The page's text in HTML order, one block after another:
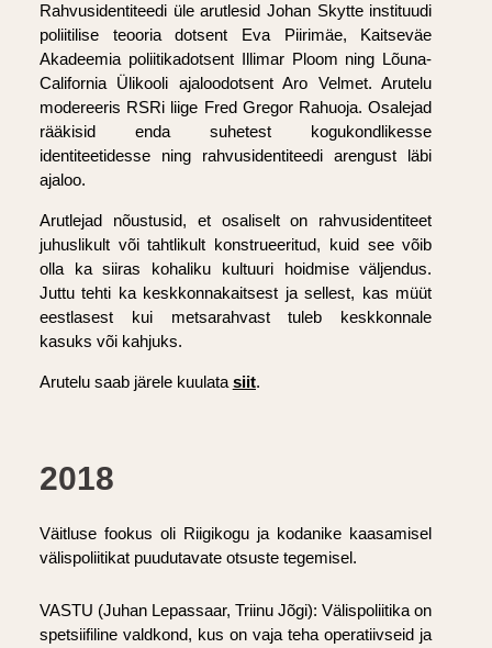
Rahvusidentiteedi üle arutlesid Johan Skytte instituudi
poliitilise teooria dotsent Eva Piirimäe, Kaitseväe
Akadeemia poliitikadotsent Illimar Ploom ning Lõuna-
California Ülikooli ajaloodotsent Aro Velmet. Arutelu
modereeris RSRi liige Fred Gregor Rahuoja. Osalejad
rääkisid enda suhetest kogukondlikesse
identiteetidesse ning rahvusidentiteedi arengust läbi
ajaloo.
Arutlejad nõustusid, et osaliselt on rahvusidentiteet
juhuslikult või tahtlikult konstrueeritud, kuid see võib
olla ka siiras kohaliku kultuuri hoidmise väljendus.
Juttu tehti ka keskkonnakaitsest ja sellest, kas müüt
eestlasest kui metsarahvast tuleb keskkonnale
kasuks või kahjuks.
Arutelu saab järele kuulata siit.
2018
Väitluse fookus oli Riigikogu ja kodanike kaasamisel
välispoliitikat puudutavate otsuste tegemisel.
VASTU (Juhan Lepassaar, Triinu Jõgi): Välispoliitika on
spetsiifiline valdkond, kus on vaja teha operatiivseid ja